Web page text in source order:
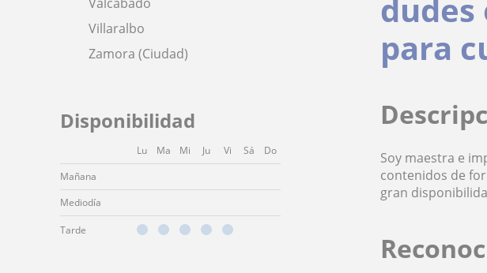
Villaralbo
Zamora (Ciudad)
Disponibilidad
Lu Ma Mi Ju Vi Sá
Do
Mañana
Mediodía
Tarde
para
Soy maestra e
contenidos de
gran